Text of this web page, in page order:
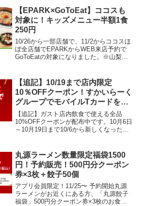
【EPARK×GoToEat】ココスも
対象に！キッズメニュー半額1食
250円
10/26から一部店舗で、11/2からココスほ
ぼ全店舗でEPARKからWEB来店予約で
GoToEatの対象になりました。※山梨・
500円×人数ディナー1000円×人数プ...
【追記】10/19まで店内限定
10％OFFクーポン！すかいらーく
グループでモバイルTカードを提
示でTポイント100ポイントらも
える！テイクアウトも対象♪
【追記】ガスト店内飲食で使える全品
10%OFFクーポンが配布中です。10月6日
～10月19日まで10/6から新しくなったメ
（10:30〜17:00）の日替わりランチにも
使...
丸源ラーメン数量限定福袋1500
円！予約販売！500円分クーポン
券×3枚＋餃子50個
アプリ会員限定！11/25〜 予約開始丸源
ラーメンがお近くにある方、「丸源餃子
福袋」500円分クーポン券×3枚のお食事